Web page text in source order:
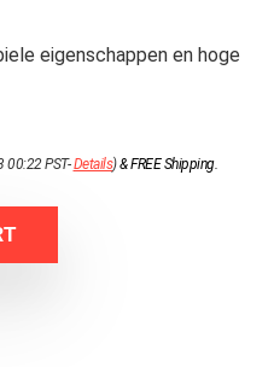
eigenschappen en hoge
PST-Details)&FREE Shipping.